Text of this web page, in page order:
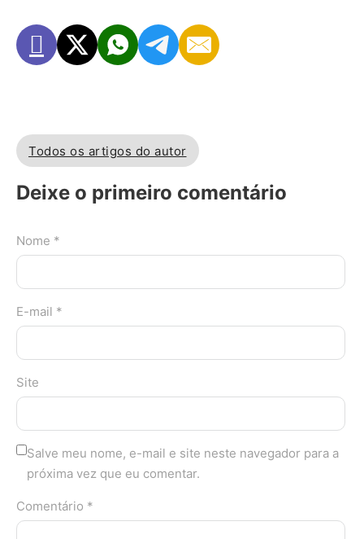
Todos os artigos do autor
Deixe o primeiro comentário
Nome *
E-mail *
Site
Salve meu nome, e-mail e site neste navegador para a
próxima vez que eu comentar.
Comentário *